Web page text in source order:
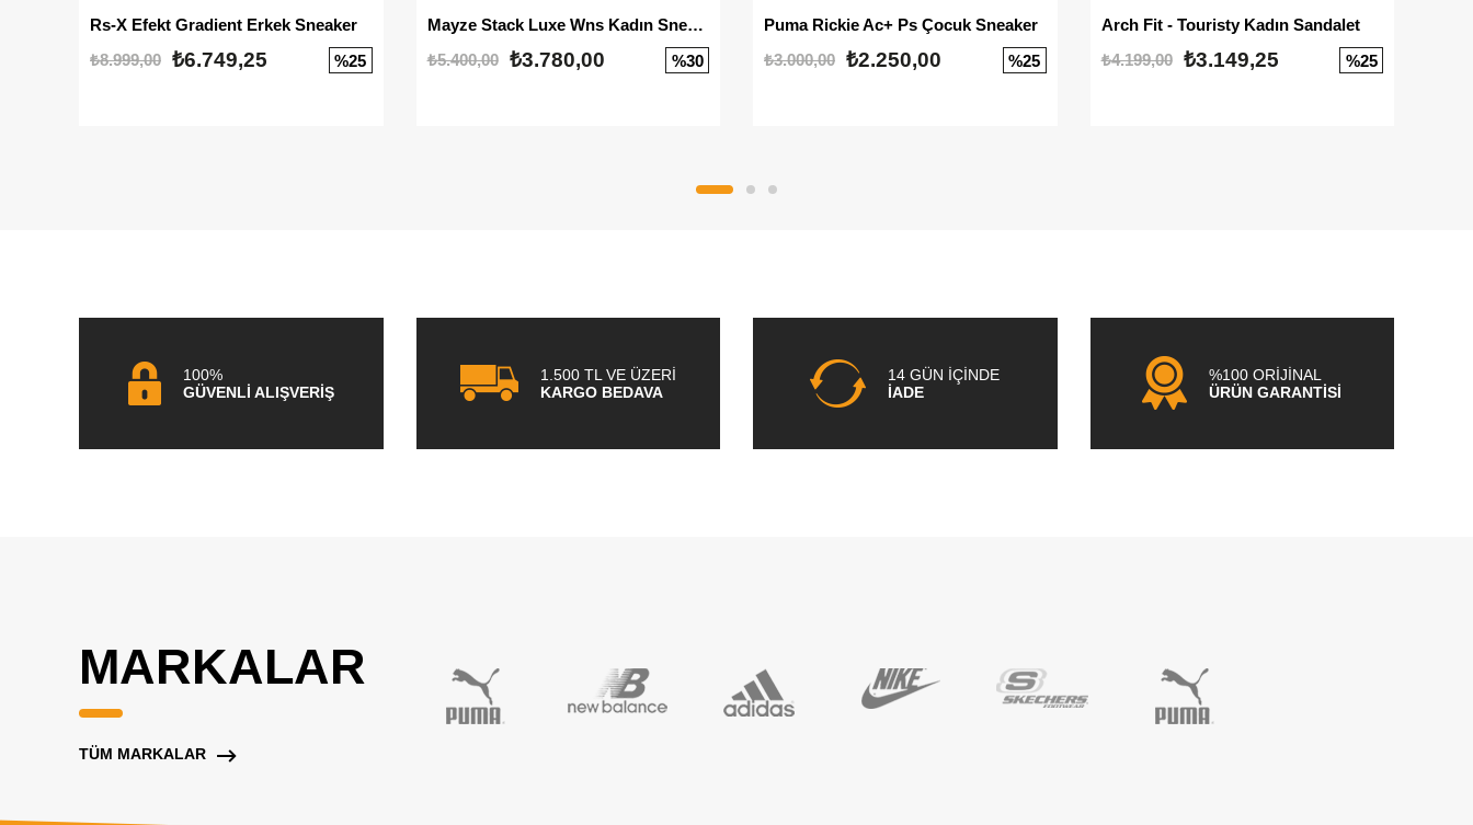
Rs-X Efekt Gradient Erkek Sneaker
₺8.999,00 ₺6.749,25 %25
Mayze Stack Luxe Wns Kadın Sneaker
₺5.400,00
₺3.780,00 %30
Puma Rickie Ac+ Ps Çocuk Sneaker
₺3.000,00 ₺2.250,00 %25
Arch Fit - Touristy Kadın Sandalet
₺4.199,00
₺3.149,25 %25
100%
GÜVENLİ ALIŞVERİŞ
1.500 TL VE ÜZERİ
KARGO BEDAVA
14 GÜN İÇİNDE
İADE
%100 ORİJİNAL
ÜRÜN GARANTİSİ
MARKALAR
TÜM MARKALAR